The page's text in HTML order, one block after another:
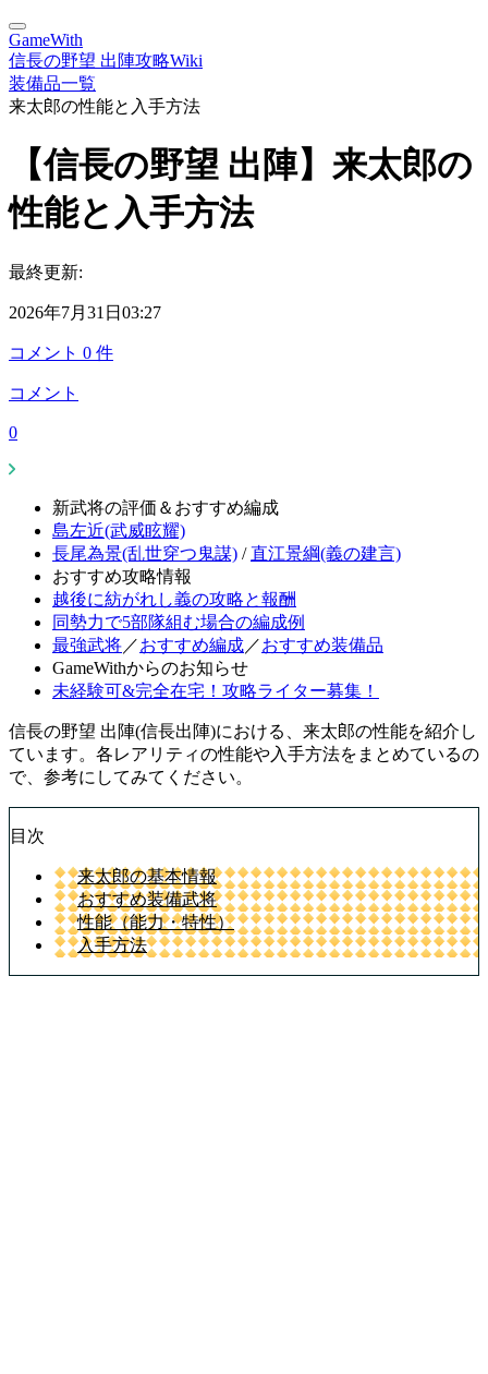
GameWith
信長の野望 出陣攻略Wiki
装備品一覧
来太郎の性能と入手方法
【信長の野望 出陣】来太郎の
性能と入手方法
最終更新:
2026年7月31日03:27
コメント 0 件
コメント
0
新武将の評価＆おすすめ編成
島左近(武威眩耀)
長尾為景(乱世穿つ鬼謀) /直江景綱(義の建言)
おすすめ攻略情報
越後に紡がれし義の攻略と報酬
同勢力で5部隊組む場合の編成例
最強武将／おすすめ編成／おすすめ装備品
GameWithからのお知らせ
未経験可&完全在宅！攻略ライター募集！
信長の野望 出陣(信長出陣)における、来太郎の性能を紹介し
ています。各レアリティの性能や入手方法をまとめているの
で、参考にしてみてください。
目次
来太郎の基本情報
おすすめ装備武将
性能（能力・特性）
入手方法